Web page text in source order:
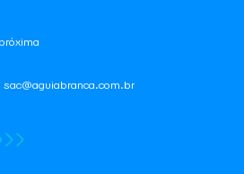
sac@aguiabranca.com.br